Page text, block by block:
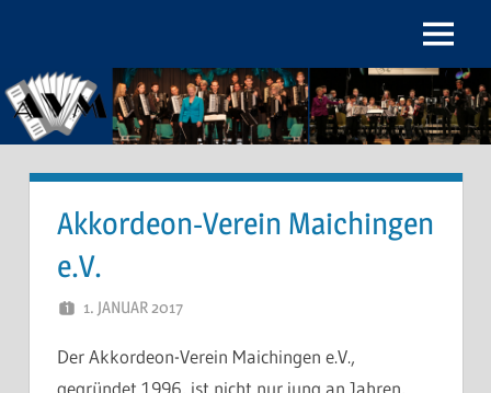
springen
Verein
Maichingen
Menu
Akkordeon-Verein Maichingen
e.V.
1. JANUAR 2017
Der Akkordeon-Verein Maichingen e.V.,
gegründet 1996, ist nicht nur jung an Jahren,